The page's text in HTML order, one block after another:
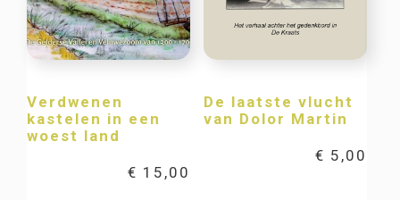
Verdwenen
kastelen in een
woest land
€ 15,00
De laatste vlucht
van Dolor Martin
€ 5,00